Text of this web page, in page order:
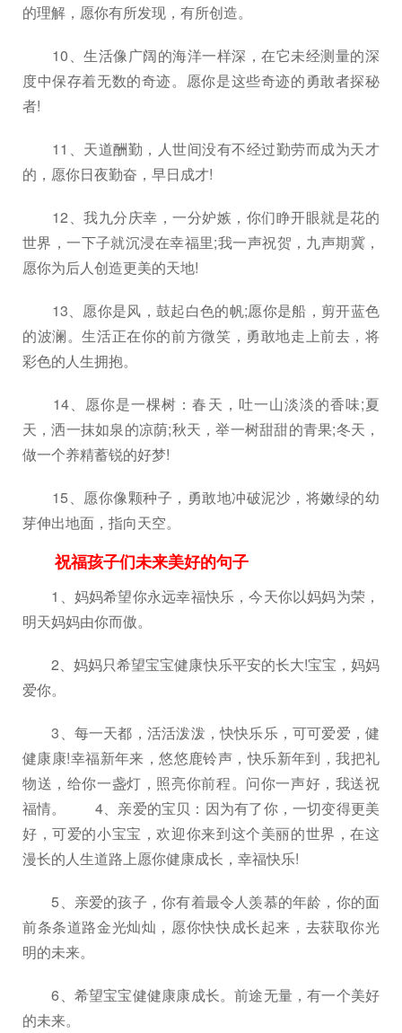
的理解，愿你有所发现，有所创造。
10、生活像广阔的海洋一样深，在它未经测量的深
度中保存着无数的奇迹。愿你是这些奇迹的勇敢者探秘
者!
11、天道酬勤，人世间没有不经过勤劳而成为天才
的，愿你日夜勤奋，早日成才!
12、我九分庆幸，一分妒嫉，你们睁开眼就是花的
世界，一下子就沉浸在幸福里;我一声祝贺，九声期冀，
愿你为后人创造更美的天地!
13、愿你是风，鼓起白色的帆;愿你是船，剪开蓝色
的波澜。生活正在你的前方微笑，勇敢地走上前去，将
彩色的人生拥抱。
14、愿你是一棵树：春天，吐一山淡淡的香味;夏
天，洒一抹如泉的凉荫;秋天，举一树甜甜的青果;冬天，
做一个养精蓄锐的好梦!
15、愿你像颗种子，勇敢地冲破泥沙，将嫩绿的幼
芽伸出地面，指向天空。
祝福孩子们未来美好的句子
1、妈妈希望你永远幸福快乐，今天你以妈妈为荣，
明天妈妈由你而傲。
2、妈妈只希望宝宝健康快乐平安的长大!宝宝，妈妈
爱你。
3、每一天都，活活泼泼，快快乐乐，可可爱爱，健
健康康!幸福新年来，悠悠鹿铃声，快乐新年到，我把礼
物送，给你一盏灯，照亮你前程。问你一声好，我送祝
福情。 4、亲爱的宝贝：因为有了你，一切变得更美
好，可爱的小宝宝，欢迎你来到这个美丽的世界，在这
漫长的人生道路上愿你健康成长，幸福快乐!
5、亲爱的孩子，你有着最令人羡慕的年龄，你的面
前条条道路金光灿灿，愿你快快成长起来，去获取你光
明的未来。
6、希望宝宝健健康康成长。前途无量，有一个美好
的未来。